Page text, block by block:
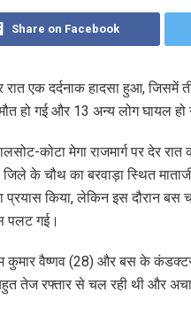
Share on Facebook
रात एक दर्दनाक हादसा हुआ,
हो गई और 13 अन्य लोग घायल हो
कोटा मेगा राजमार्ग पर देर
जिले के चौथ का बरवाड़ा स्थित
किया, लेकिन इस दौरान
पलट गई।
वैष्णव (28) और बस के कंडक्टर
तेज रफ्तार से चल रही थी और